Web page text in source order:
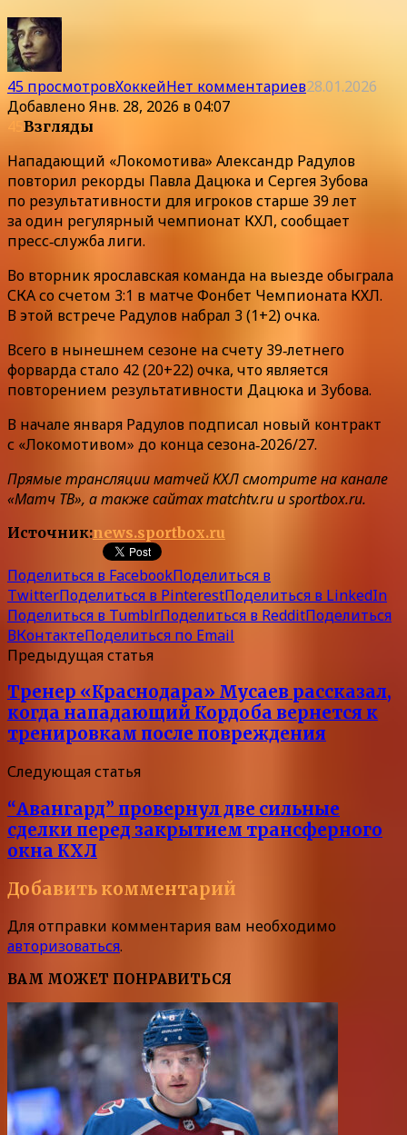
45 просмотровХоккейНет комментариев28.01.2026
ДобавленоЯнв. 28, 2026 в 04:07
Взгляды
Нападающий «Локомотива» Александр Радулов
повторил рекорды Павла Дацюка и Сергея Зубова
по результативности для игроков старше 39 лет
за один регулярный чемпионат КХЛ, сообщает
пресс‑служба лиги.
Во вторник ярославская команда на выезде обыграла
СКА со счетом 3:1 в матче Фонбет Чемпионата КХЛ.
В этой встрече Радулов набрал 3 (1+2) очка.
Всего в нынешнем сезоне на счету 39‑летнего
форварда стало 42 (20+22) очка, что является
повторением результативности Дацюка и Зубова.
В начале января Радулов подписал новый контракт
с «Локомотивом» до конца сезона‑2026/27.
Прямые трансляции матчей КХЛ смотрите на канале
«Матч ТВ», а также сайтах matchtv.ru и sportbox.ru.
Источник:news.sportbox.ru
Поделиться в FacebookПоделиться в
TwitterПоделиться в PinterestПоделиться в LinkedIn
Поделиться в TumblrПоделиться в RedditПоделиться
ВКонтактеПоделиться по Email
Предыдущая статья
Тренер «Краснодара» Мусаев рассказал,
когда нападающий Кордоба вернется к
тренировкам после повреждения
Следующая статья
“Авангард” провернул две сильные
сделки перед закрытием трансферного
окна КХЛ
Добавить комментарий
Для отправки комментария вам необходимо
авторизоваться.
ВАМ МОЖЕТ ПОНРАВИТЬСЯ